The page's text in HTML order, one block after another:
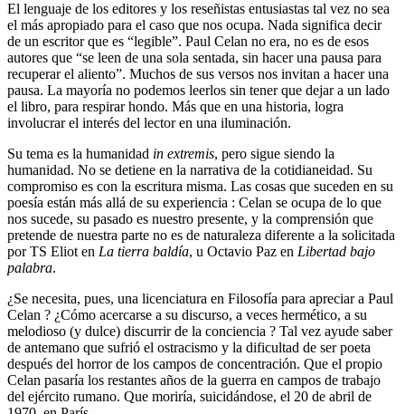
El lenguaje de los editores y los reseñistas entusiastas tal vez no sea
el más apropiado para el caso que nos ocupa. Nada significa decir
de un escritor que es “legible”. Paul Celan no era, no es de esos
autores que “se leen de una sola sentada, sin hacer una pausa para
recuperar el aliento”. Muchos de sus versos nos invitan a hacer una
pausa. La mayoría no podemos leerlos sin tener que dejar a un lado
el libro, para respirar hondo. Más que en una historia, logra
involucrar el interés del lector en una iluminación.
Su tema es la humanidad in extremis, pero sigue siendo la
humanidad. No se detiene en la narrativa de la cotidianeidad. Su
compromiso es con la escritura misma. Las cosas que suceden en su
poesía están más allá de su experiencia : Celan se ocupa de lo que
nos sucede, su pasado es nuestro presente, y la comprensión que
pretende de nuestra parte no es de naturaleza diferente a la solicitada
por TS Eliot en La tierra baldía, u Octavio Paz en Libertad bajo
palabra.
¿Se necesita, pues, una licenciatura en Filosofía para apreciar a Paul
Celan ? ¿Cómo acercarse a su discurso, a veces hermético, a su
melodioso (y dulce) discurrir de la conciencia ? Tal vez ayude saber
de antemano que sufrió el ostracismo y la dificultad de ser poeta
después del horror de los campos de concentración. Que el propio
Celan pasaría los restantes años de la guerra en campos de trabajo
del ejército rumano. Que moriría, suicidándose, el 20 de abril de